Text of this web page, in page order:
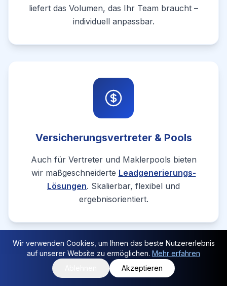
liefert das Volumen, das Ihr Team braucht –
individuell anpassbar.
Versicherungsvertreter & Pools
Auch für Vertreter und Maklerpools bieten
wir maßgeschneiderte Leadgenerierungs-
Lösungen. Skalierbar, flexibel und
ergebnisorientiert.
Wir verwenden Cookies, um Ihnen das beste Nutzererlebnis
auf unserer Website zu ermöglichen. Mehr erfahren
Akzeptieren